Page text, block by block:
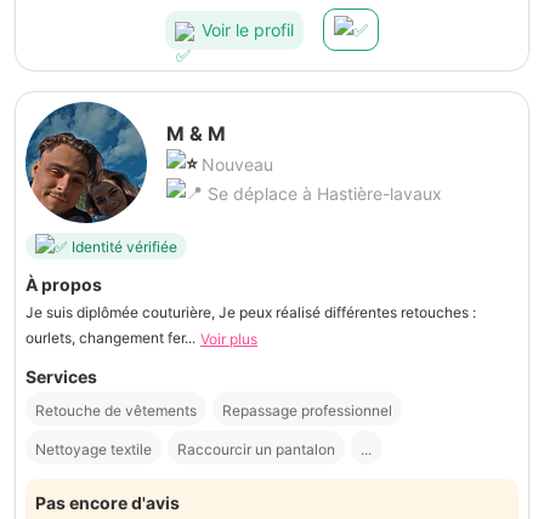
Voir le profil
M & M
Nouveau
Se déplace à Hastière-lavaux
Identité vérifiée
À propos
Je suis diplômée couturière, Je peux réalisé différentes retouches :
ourlets, changement fer... Voir plus
Services
Retouche de vêtements Repassage professionnel
Nettoyage textile Raccourcir un pantalon ...
Pas encore d'avis